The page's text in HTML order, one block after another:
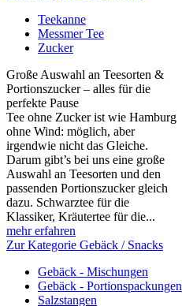
Teekanne
Messmer Tee
Zucker
Große Auswahl an Teesorten &
Portionszucker – alles für die
perfekte Pause
Tee ohne Zucker ist wie Hamburg
ohne Wind: möglich, aber
irgendwie nicht das Gleiche.
Darum gibt’s bei uns eine große
Auswahl an Teesorten und den
passenden Portionszucker gleich
dazu. Schwarztee für die
Klassiker, Kräutertee für die...
mehr erfahren
Zur Kategorie Gebäck / Snacks
Gebäck - Mischungen
Gebäck - Portionspackungen
Salzstangen